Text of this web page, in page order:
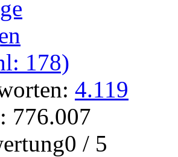
4.119
776.007
/ 5